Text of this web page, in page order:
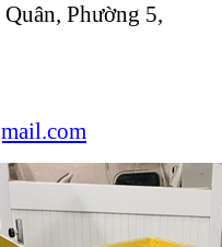
Phường 5,